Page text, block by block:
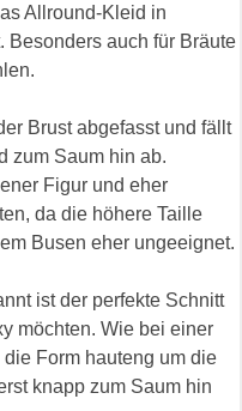
Allround-Kleid in
Besonders auch für Bräute
Brust abgefasst und fällt
zum Saum hin ab.
Figur und eher
da die höhere Taille
Busen eher ungeeignet.
ist der perfekte Schnitt
möchten. Wie bei einer
Form hauteng um die
knapp zum Saum hin